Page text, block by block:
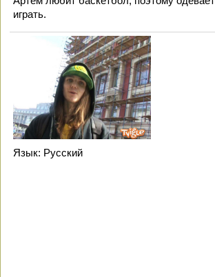
играть.
Язык: Русский